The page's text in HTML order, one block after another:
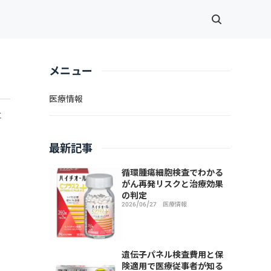
メニュー
医療情報
最新記事
循環腫瘍細胞検査でわかる
がん再発リスクと治療効果
の判定
2026/06/27 医療情報
遺伝子パネル検査費用と保
険適用で医療従事者が知る